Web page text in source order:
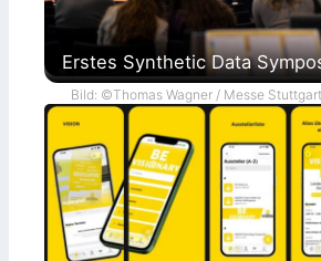
Erstes Synthetic Data
Bild: ©Thomas Wagner / Messe Stuttgart